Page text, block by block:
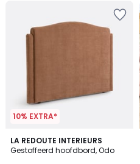
10% EXTRA*
LA REDOUTE INTERIEURS
Gestoffeerd hoofdbord, Odo
5
/
2
Kleuren